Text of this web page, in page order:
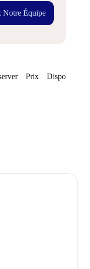
Notre Équipe
Prix Disponibilités